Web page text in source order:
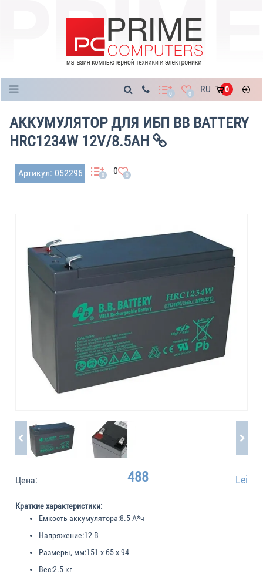
0 0 RU 0
АККУМУЛЯТОР ДЛЯ ИБП BB BATTERY
HRC1234W 12V/8.5AH
Артикул: 052296 0 0 0
Цена: 488 Lei
Краткие характеристики:
Емкость аккумулятора:8.5 А*ч
Напряжение:12 В
Размеры, мм:151 x 65 x 94
Вес:2.5 кг